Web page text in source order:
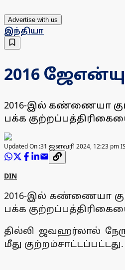
Advertise with us
இந்தியா
2016
2016-இல் கண்ணையா
பக்க
Updated On :31 ஜனவரி 2024, 12:23 pm
DIN
2016-இல் கண்ணையா
பக்க
தில்லி ஜவஹர்லால்
மீது குற்றம்சாட்டப்பட்டது.